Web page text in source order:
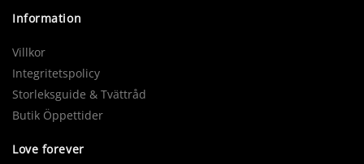
Information
Villkor
Integritetspolicy
Storleksguide & Tvättråd
Butik Öppettider
Love forever